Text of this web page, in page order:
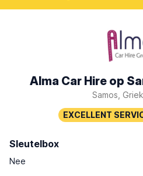
Alma Car Hire op
Samos,
Sleutelbox
Nee